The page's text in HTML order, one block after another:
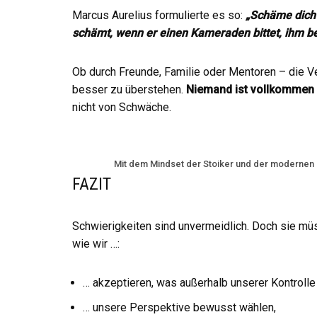
Marcus Aurelius formulierte es so: „Schäme
schämt, wenn er einen Kameraden bittet, ihm
Ob durch Freunde, Familie oder Mentoren – die
besser zu überstehen. Niemand ist
nicht von Schwäche.
Mit dem Mindset der Stoiker und der
FAZIT
Schwierigkeiten sind unvermeidlich. Doch sie
wie wir …:
… akzeptieren, was außerhalb unserer
… unsere Perspektive bewusst wählen,